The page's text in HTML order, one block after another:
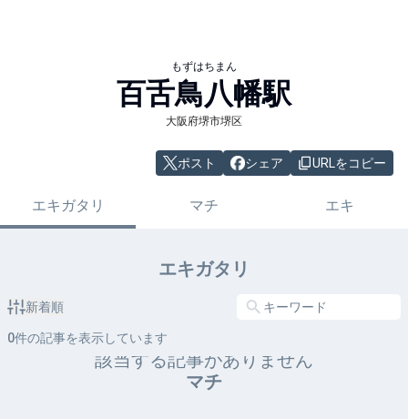
もずはちまん
百舌鳥八幡駅
大阪府堺市堺区
ポスト シェア URLをコピー
エキガタリ マチ エキ
エキガタリ
新着順
0件の記事を表示しています
該当する記事がありません
マチ